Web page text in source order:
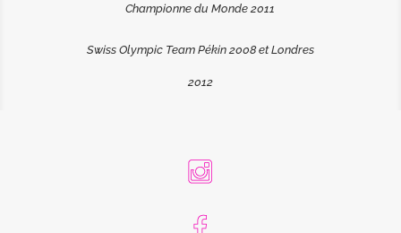
Championne du Monde 2011
Swiss Olympic Team Pékin 2008 et Londres
2012